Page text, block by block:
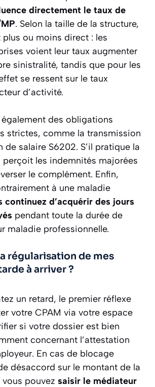
directement le taux de
. Selon la taille de la structure,
ou moins direct : les
voient leur taux augmenter
sinistralité, tandis que pour les
se ressent sur le taux
d’activité.
également des obligations
strictes, comme la transmission
de salaire S6202. S’il pratique la
les indemnités majorées
le complément. Enfin,
à une maladie
continuez d’acquérir des jours
pendant toute la durée de
maladie professionnelle.
régularisation de mes
à arriver ?
un retard, le premier réflexe
votre CPAM via votre espace
si votre dossier est bien
concernant l’attestation
En cas de blocage
désaccord sur le montant de la
pouvez saisir le médiateur